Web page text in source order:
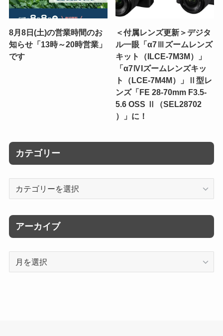
8月8日(土)の営業時間のお
知らせ「13時～20時営業」
です
＜付属レンズ更新＞デジタ
ル一眼「α7Ⅲズームレンズ
キット（ILCE-7M3M）」
「α7ⅣIズームレンズキッ
ト（LCE-7M4M）」Ⅱ型レ
ンズ「FE 28-70mm F3.5-
5.6 OSS Ⅱ（SEL28702
）」に！
カテゴリー
リ
ー
アーカイブ